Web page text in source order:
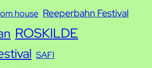
house Reeperbahn Festival
ROSKILDE
SAFI